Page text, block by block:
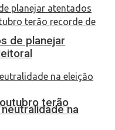
terão
de planejar
na